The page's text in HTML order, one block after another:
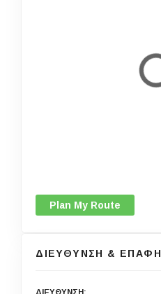
Plan My Route
ΔΙΕΥΘΥΝΣΗ & ΕΠΑΦΗ
ΔΙΕΥΘΥΝΣΗ